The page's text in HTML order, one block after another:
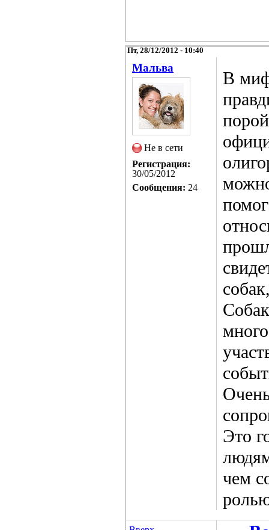
Пт, 28/12/2012 - 10:40
Мальва
Не в сети
Регистрация:
30/05/2012
Сообщения: 24
В
Это
чем